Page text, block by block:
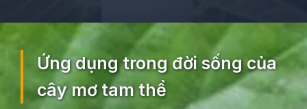
Đang mở https://ocopaz.vn/mo-tam-the-375
Ứng dụng trong đời sống của
cây mơ tam thể